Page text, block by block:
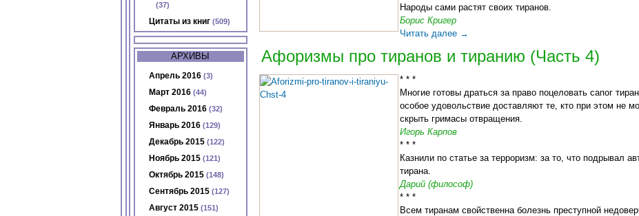
(37)
Цитаты из книг(509)
АРХИВЫ
Апрель 2016(3)
Март 2016(44)
Февраль 2016(32)
Январь 2016(129)
Декабрь 2015(122)
Ноябрь 2015(121)
Октябрь 2015(148)
Сентябрь 2015(127)
Август 2015(151)
Народы сами растят своих тиранов.
Борис Кригер
Читать далее →
Афоризмы про тиранов и тиранию (Часть 4)
* * *
Многие готовы драться за право поцеловать сапог
особое удовольствие доставляют те, кто при этом не
скрыть гримасы отвращения.
Игорь Карпов
* * *
Казнили по статье за терроризм: за то, что подрывал
тирана.
Дарий (философ)
* * *
Всем тиранам свойственна болезнь преступной